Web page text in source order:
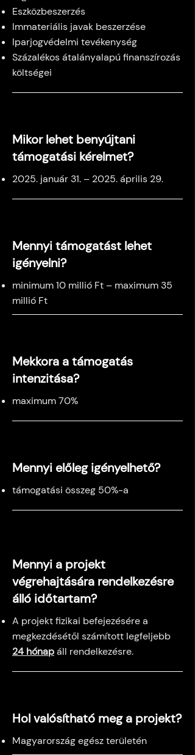
Eszközbeszerzés
Immateriális javak beszerzése
Iparjogvédelmi tevékenység
Százalékos átalányalapú finanszírozás
költségei
Mikor lehet benyújtani
támogatási kérelmet?
2025. január 31. – 2025. április 29.
Mennyi támogatást lehet
igényelni?
minimum 10 millió Ft – maximum 35
millió Ft
Mekkora a támogatás
intenzitása?
maximum 70%
Mennyi előleg igényelhető?
támogatási összeg 50%-a
Mennyi a projekt
végrehajtására rendelkezésre
álló időtartam?
A projekt fizikai befejezésére a
megkezdésétől számított legfeljebb
24 hónapáll rendelkezésre.
Hol valósítható meg a projekt?
Magyarország egész területén